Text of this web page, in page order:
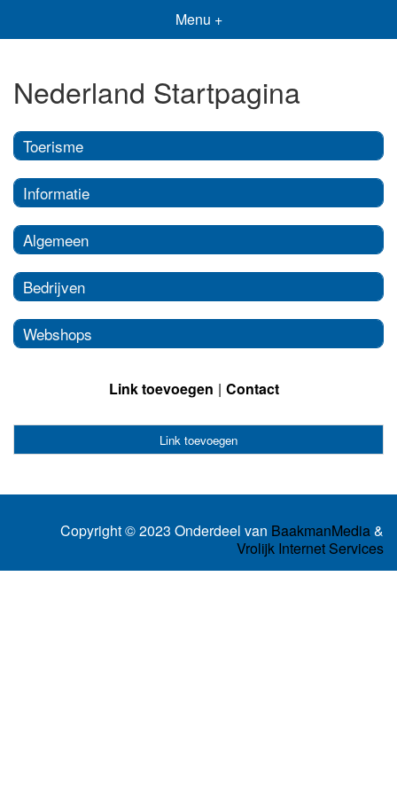
Menu +
Nederland Startpagina
Toerisme
Informatie
Algemeen
Bedrijven
Webshops
Link toevoegen Contact
Link toevoegen
Copyright © 2023 Onderdeel van BaakmanMedia&
Vrolijk Internet Services